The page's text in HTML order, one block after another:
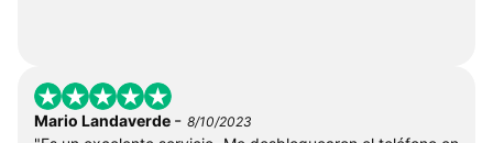
Mario Landaverde - 8/10/2023